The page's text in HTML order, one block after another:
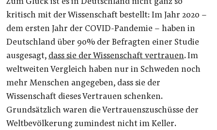
Zum Glück ist es in Deutschland nicht ganz so
kritisch mit der Wissenschaft bestellt: Im Jahr 2020 –
dem ersten Jahr der COVID-Pandemie – haben in
Deutschland über 90% der Befragten einer Studie
ausgesagt, dass sie der Wissenschaft vertrauen. Im
weltweiten Vergleich haben nur in Schweden noch
mehr Menschen angegeben, dass sie der
Wissenschaft dieses Vertrauen schenken.
Grundsätzlich waren die Vertrauenszuschüsse der
Weltbevölkerung zumindest nicht im Keller.